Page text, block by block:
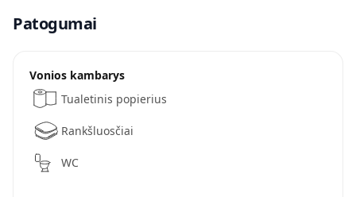
Patogumai
Vonios kambarys
Tualetinis popierius
Rankšluosčiai
WC